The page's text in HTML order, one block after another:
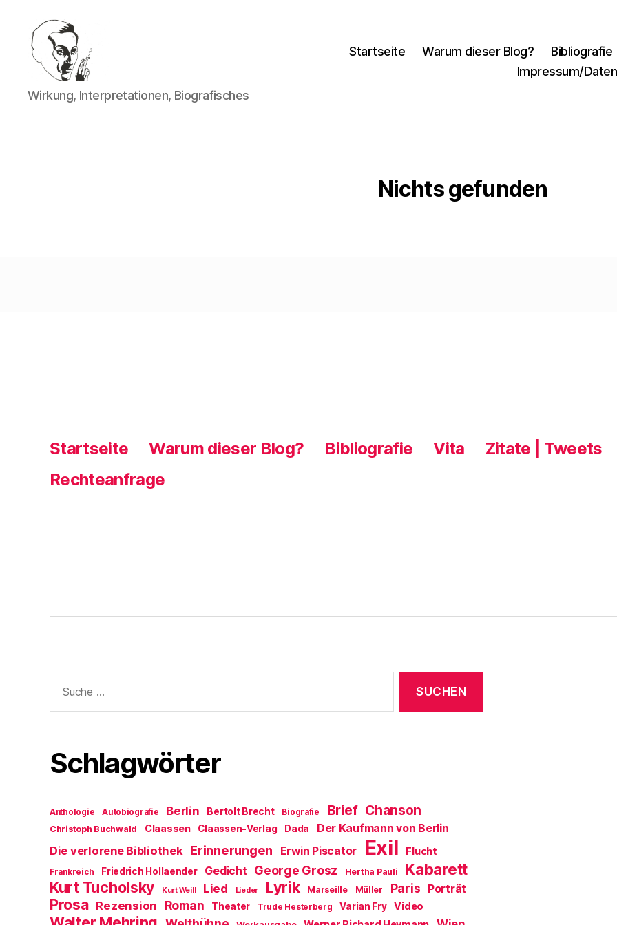
Walter
Mehring
Wirkung, Interpretationen, Biografisches
Startseite Warum dieser Blog? Bibliografie
Impressum/
Nichts gefunden
Startseite Warum dieser Blog? Bibliografie Vita Zitate | Tweets
Rechteanfrage
nach:
Schlagwörter
Anthologie Autobiografie Berlin Bertolt Brecht Biografie Brief Chanson
Christoph Buchwald Claassen Claassen-Verlag Dada Der Kaufmann von Berlin
Die verlorene Bibliothek Erinnerungen Erwin Piscator Exil Flucht
Frankreich Friedrich Hollaender Gedicht George Grosz Hertha Pauli Kabarett
Kurt Tucholsky Kurt Weill Lied Lieder Lyrik Marseille Müller Paris Porträt
Prosa Rezension Roman Theater Trude Hesterberg Varian Fry Video